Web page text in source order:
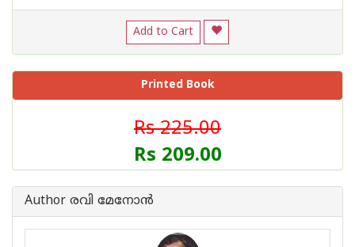
Add to Cart
Printed Book
Rs 225.00
Rs 209.00
Author രവി മേനോന്‍